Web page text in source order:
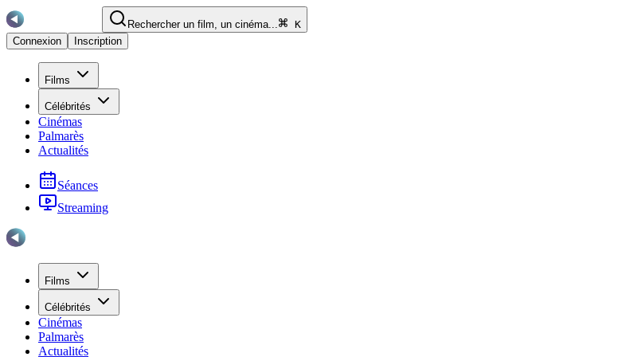
Rechercher un film, un cinéma...
K
Connexion
Inscription
Films
Célébrités
Cinémas
Palmarès
Actualités
Séances
Streaming
Films
Célébrités
Cinémas
Palmarès
Actualités